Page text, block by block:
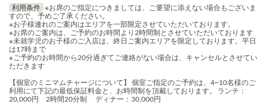
利用条件 ※お席のご指定につきましては、ご要望に添えない場合もございま
すので、予めご了承ください。
※お子様連れのご案内はエリアを一部限定させていただいております。
※お席のご案内は、ご予約のお時間より2時間制とさせていただいております
※未就学児のお子様のご入店は、終日ご案内エリアを限定しております。平日
は17時まで
※ご予約のお時間から20分過ぎてご連絡がない場合は、キャンセルとさせてい
ただきます
【個室のミニマムチャージについて】 個室ご指定のご予約は、4~10名様のご
利用にて下記の最低保証料金と、お時間制を頂戴しております。 ランチ：
20,000円 2時間20分制 ディナー：30,000円